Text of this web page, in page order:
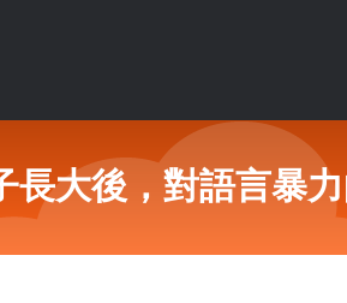
大後，對語言暴